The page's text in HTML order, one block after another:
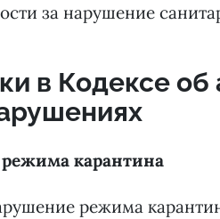
за нарушение
в Кодексе
карантина
режима